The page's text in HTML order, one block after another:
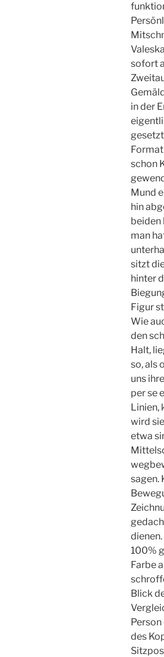
sofort
in der
schon
Mund
hin
beiden
man
sitzt
hinter
Figur
Wie
den
Halt,
so, als
uns
per se
Linien,
wird
etwa
sagen.
100%
Farbe
Blick
des